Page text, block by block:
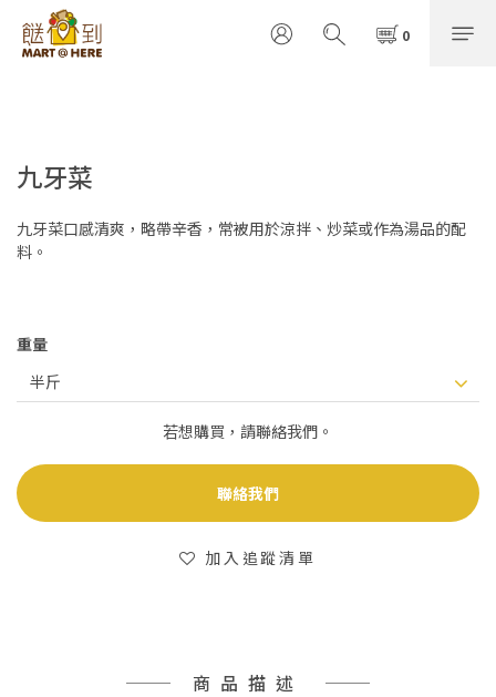
九牙菜
九牙菜口感清爽，略帶辛香，常被用於涼拌、炒菜或作為湯品的配
料。
重量
若想購買，請聯絡我們。
聯絡我們
加入追蹤清單
商品描述